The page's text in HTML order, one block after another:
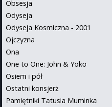
Obsesja
Odyseja
Odyseja Kosmiczna - 2001
Ojczyzna
Ona
One to One: John & Yoko
Osiem i pół
Ostatni konsjerż
Pamiętniki Tatusia Muminka